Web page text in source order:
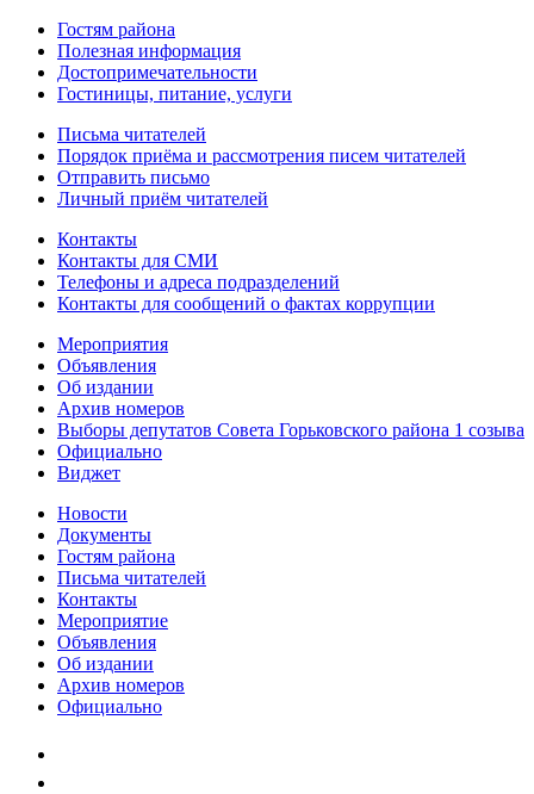
Гостям района
Полезная информация
Достопримечательности
Гостиницы, питание, услуги
Письма читателей
Порядок приёма и рассмотрения писем читателей
Отправить письмо
Личный приём читателей
Контакты
Контакты для СМИ
Телефоны и адреса подразделений
Контакты для сообщений о фактах коррупции
Мероприятия
Объявления
Об издании
Архив номеров
Выборы депутатов Совета Горьковского района 1 созыва
Официально
Виджет
Новости
Документы
Гостям района
Письма читателей
Контакты
Мероприятие
Объявления
Об издании
Архив номеров
Официально